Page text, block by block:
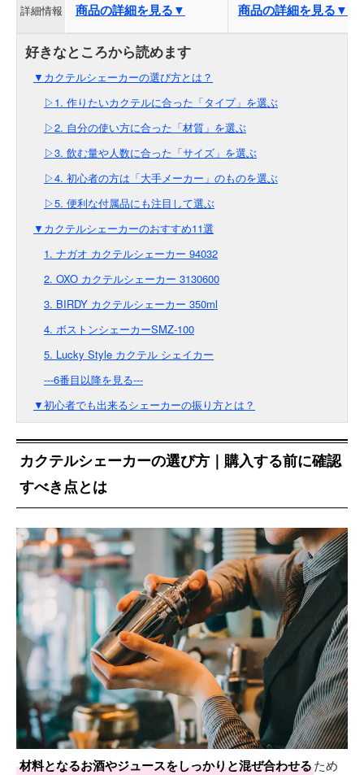
詳細情報 商品の詳細を見る▼ 商品の詳細を見る▼
▼カクテルシェーカーの選び方とは？
▷1. 作りたいカクテルに合った「タイプ」を選ぶ
▷2. 自分の使い方に合った「材質」を選ぶ
▷3. 飲む量や人数に合った「サイズ」を選ぶ
▷4. 初心者の方は「大手メーカー」のものを選ぶ
▷5. 便利な付属品にも注目して選ぶ
▼カクテルシェーカーのおすすめ11選
1. ナガオ カクテルシェーカー 94032
2. OXO カクテルシェーカー 3130600
3. BIRDY カクテルシェーカー 350ml
4. ボストンシェーカーSMZ-100
5. Lucky Style カクテル シェイカー
---6番目以降を見る---
▼初心者でも出来るシェーカーの振り方とは？
カクテルシェーカーの選び方｜購入する前に確認
すべき点とは
材料となるお酒やジュースをしっかりと混ぜ合わせるため